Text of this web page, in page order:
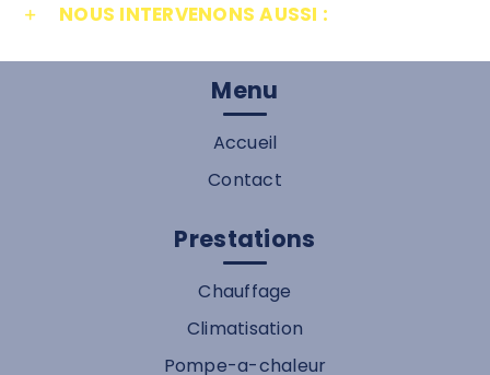
NOUS INTERVENONS AUSSI :
Menu
Accueil
Contact
Prestations
Chauffage
Climatisation
Pompe-a-chaleur